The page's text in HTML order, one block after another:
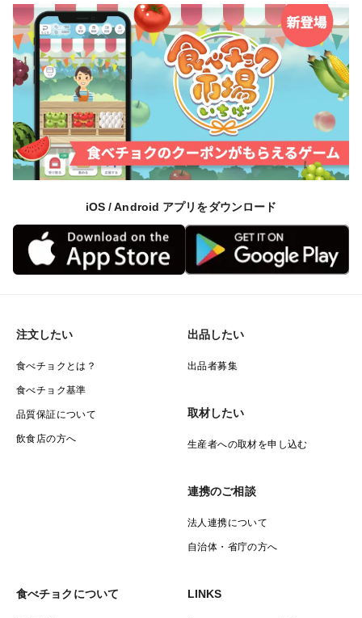
iOS / Android アプリをダウンロード
注文したい
食べチョクとは？
食べチョク基準
品質保証について
飲食店の方へ
出品したい
出品者募集
取材したい
生産者への取材を申し込む
連携のご相談
法人連携について
自治体・省庁の方へ
食べチョクについて LINKS